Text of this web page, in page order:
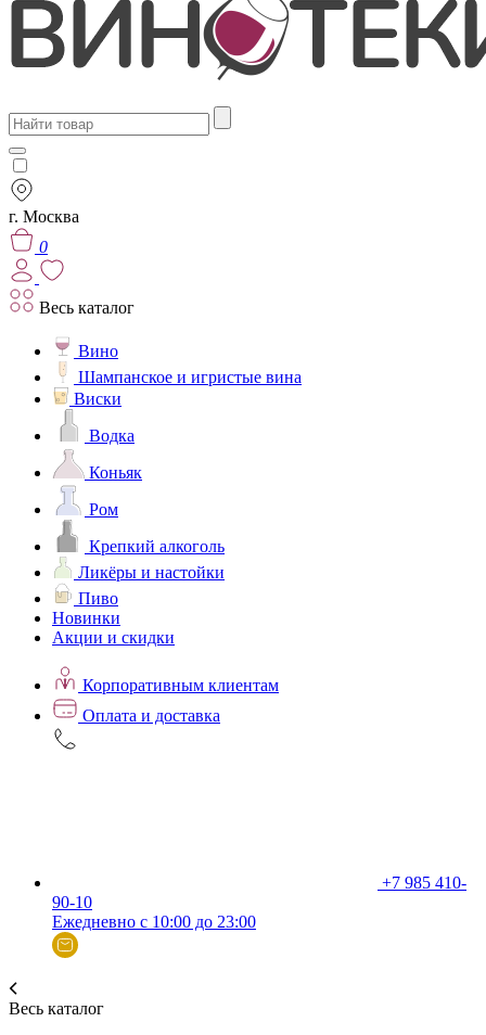
г. Москва
0
Весь каталог
Вино
Шампанское и игристые вина
Виски
Водка
Коньяк
Ром
Крепкий алкоголь
Ликёры и настойки
Пиво
Новинки
Акции и скидки
Корпоративным клиентам
Оплата и доставка
+7 985 410-
90-10
Ежедневно с 10:00 до 23:00
Весь каталог